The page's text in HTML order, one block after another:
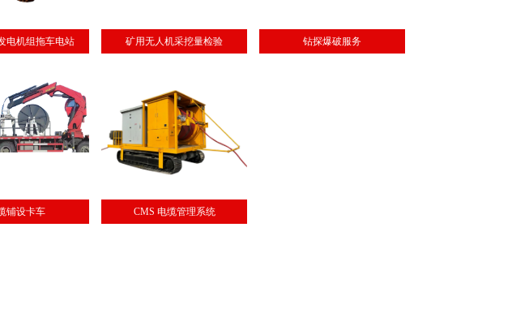
电机组拖车电站 矿用无人机采挖量检验 钻探爆破服务
铺设卡车 CMS 电缆管理系统